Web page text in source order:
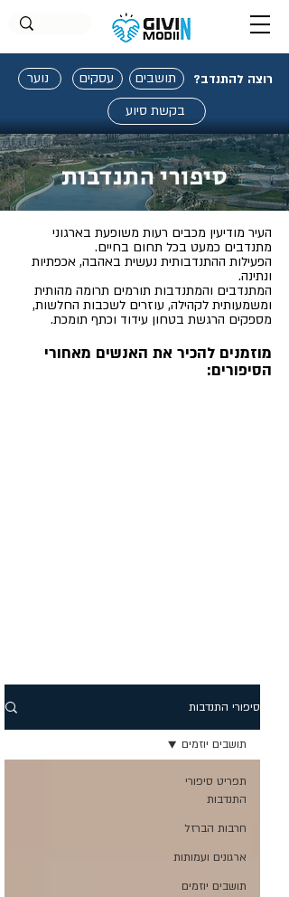
נוער עסקים תושבים רוצה להתנדב?
בקשת סיוע
סיפורי התנדבות
העיר מודיעין מכבים רעות משופעת בארגוני
מתנדבים כמעט בכל תחום בחיים.
הפעילות ההתנדבותית נעשית באהבה, אכפתיות
ונתינה.
המתנדבים והמתנדבות תורמים תרומה מהותית
ומשמעותית לקהילה, עוזרים לשכבות החלשות,
מספקים הרגשת בטחון עידוד וכתף תומכת.
מוזמנים להכיר את האנשים מאחורי
הסיפורים:
סיפורי התנדבות
תפריט סיפורי
התנדבות
חרבות הברזל
ארגונים ועמותות
תושבים יוזמים
תושבים יוזמים